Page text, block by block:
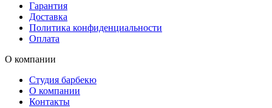
Гарантия
Доставка
Политика конфиденциальности
Оплата
О компании
Студия барбекю
О компании
Контакты